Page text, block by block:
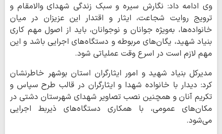
وی ادامه داد: نگارش سیره و سبک زندگی شهدای والامقام و
ترویج روایت شجاعت، ایثار و اقتدار این عزیزان در میان
خانواده‌ها، به‌ویژه جوانان و نوجوانان، باید از اصول مهم کاری
بنیاد شهید، یگان‌های مربوطه و دستگاه‌های اجرایی باشد و این
مهم لازم است در اسرع وقت عملیاتی شود.
مدیرکل بنیاد شهید و امور ایثارگران استان بوشهر خاطرنشان
کرد: دیدار با خانواده شهدا و ایثارگران در قالب طرح سپاس و
تکریم آنان و همچنین نصب تصاویر شهدای شهرستان دشتی در
مکان‌های عمومی، با همکاری دستگاه‌های ذیربط اجرایی
می‌شود.